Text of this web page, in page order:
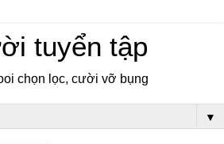
tuyển tập
chọn lọc, cười vỡ bụng
▼